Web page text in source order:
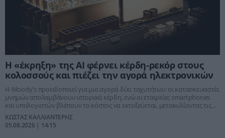
Η «έκρηξη» της AI φέρνει κέρδη-ρεκόρ στους
κολοσσούς και πιέζει την αγορά ηλεκτρονικών
Η Moody's προειδοποιεί για μια αγορά δύο ταχυτήτων: οι κατασκευαστές
μνημών απολαμβάνουν ιστορικά κέρδη, ενώ οι εταιρείες smartphones
και υπολογιστών βλέπουν το κόστος να εκτοξεύεται, μετακυλίοντας τις
αυξήσεις στους καταναλωτές.
ΚΩΣΤΑΣ ΚΑΛΛΙΑΝΤΕΡΗΣ
05.08.2026 | 14:15